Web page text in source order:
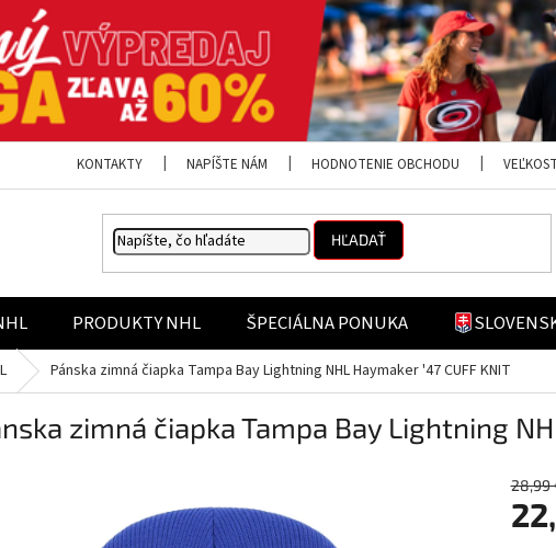
KONTAKTY NAPÍŠTE NÁM HODNOTENIE OBCHODU
HĽADAŤ
PRODUKTY NHL ŠPECIÁLNA PONUKA
Pánska zimná čiapka Tampa Bay Lightning NHL Haymaker '47 CUFF KNIT
zimná čiapka Tampa Bay Lightning
28,99